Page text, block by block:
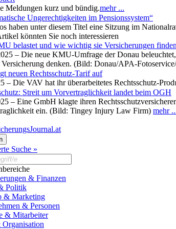
Meldungen kurz und bündig.mehr ...
Ungerechtigkeiten im Pensionssystem“
haben unter diesem Titel eine Sitzung im
könnten Sie noch interessieren
belastet und wie wichtig sie Versicherungen finden
– Die neue KMU-Umfrage der Donau
Versicherung denken. (Bild: Donau/APA-
neuen Rechtsschutz-Tarif auf
– Die VAV hat ihr überarbeitetes Rechtsschutz-
Streit um Vorvertraglichkeit landet beim OGH
– Eine GmbH klagte ihren
ein. (Bild: Tingey Injury Law Firm) mehr
Suche »
& Finanzen
Politik
& Marketing
& Personen
& Mitarbeiter